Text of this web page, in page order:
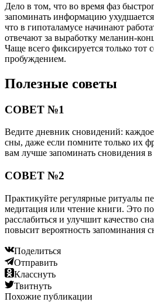
Дело в том, что во время фаз
запоминать информацию
что в гипоталамусе начинают
отвечают за выработку
Чаще всего фиксируется только тот
пробуждением.
Полезные советы
СОВЕТ №1
Ведите дневник сновидений:
сны, даже если помните только их
вам лучше запоминать сновидения
СОВЕТ №2
Практикуйте регулярные ритуалы
медитация или чтение книги. Это
расслабиться и улучшит качество
повысит вероятность запоминания
Поделиться
Отправить
Класснуть
Твитнуть
Похожие публикации